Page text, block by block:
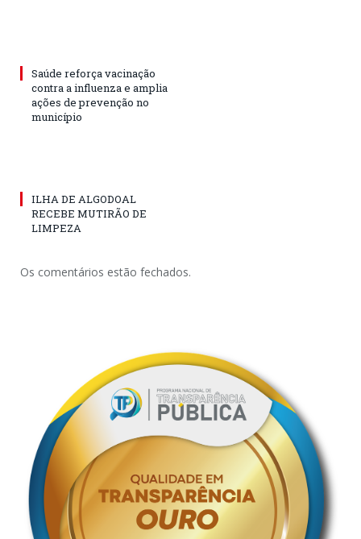
Saúde reforça vacinação
contra a influenza e amplia
ações de prevenção no
município
ILHA DE ALGODOAL
RECEBE MUTIRÃO DE
LIMPEZA
Os comentários estão fechados.